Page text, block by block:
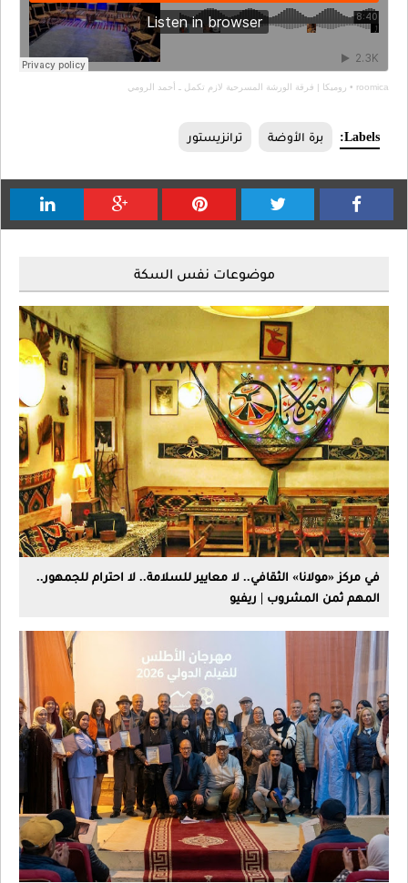
| فرقة الورشة المسرحية لازم تكمل ـ أحمد الرومي
برة الأوضة ترانزيستور
موضوعات نفس السكة
الثقافي.. لا معايير للسلامة.. لا احترام للجمهور..
المشروب | ريفيو